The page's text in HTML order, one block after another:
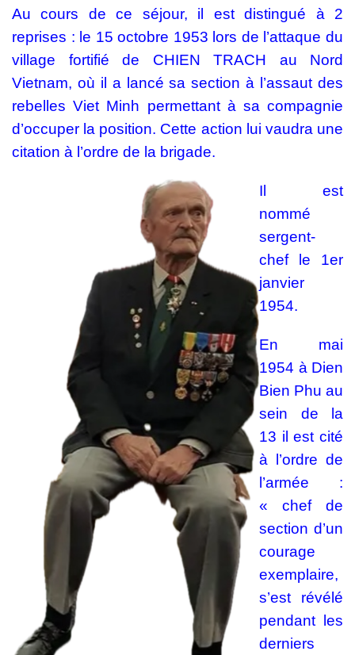
Au cours de ce séjour, il est distingué à 2
reprises : le 15 octobre 1953 lors de l’attaque du
village fortifié de CHIEN TRACH au Nord
Vietnam, où il a lancé sa section à l’assaut des
rebelles Viet Minh permettant à sa compagnie
d’occuper la position. Cette action lui vaudra une
citation à l’ordre de la brigade.
Il est
nommé
sergent-
chef le 1er
janvier
1954.
En mai
1954 à Dien
Bien Phu au
sein de la
13 il est cité
à l’ordre de
l’armée :
« chef de
section d’un
courage
exemplaire,
s’est révélé
pendant les
derniers